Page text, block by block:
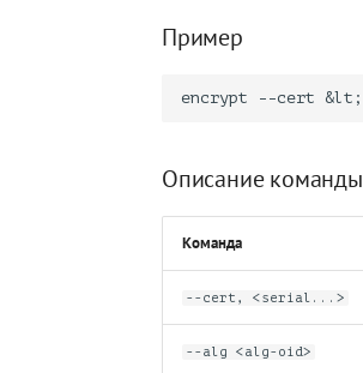
Пример
Описание команды
Команда
--cert, <serial...>
--alg <alg-oid>